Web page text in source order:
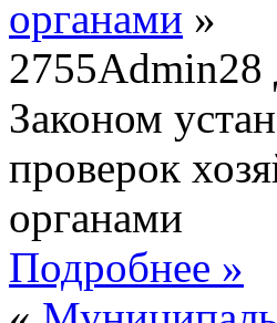
органами »
2755Admin28
Законом
проверок
органами
Подробнее »